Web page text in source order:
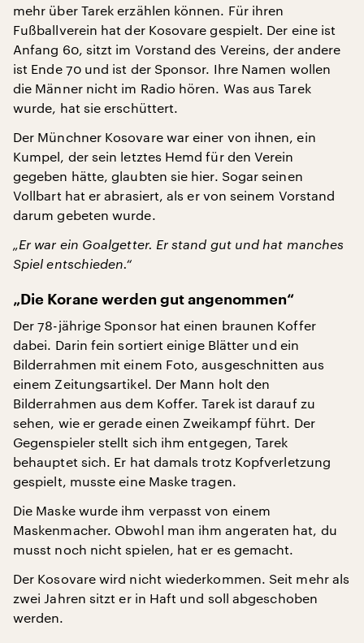
mehr über Tarek erzählen können. Für ihren
Fußballverein hat der Kosovare gespielt. Der eine ist
Anfang 60, sitzt im Vorstand des Vereins, der andere
ist Ende 70 und ist der Sponsor. Ihre Namen wollen
die Männer nicht im Radio hören. Was aus Tarek
wurde, hat sie erschüttert.
Der Münchner Kosovare war einer von ihnen, ein
Kumpel, der sein letztes Hemd für den Verein
gegeben hätte, glaubten sie hier. Sogar seinen
Vollbart hat er abrasiert, als er von seinem Vorstand
darum gebeten wurde.
„Er war ein Goalgetter. Er stand gut und hat manches
Spiel entschieden.“
„Die Korane werden gut angenommen“
Der 78-jährige Sponsor hat einen braunen Koffer
dabei. Darin fein sortiert einige Blätter und ein
Bilderrahmen mit einem Foto, ausgeschnitten aus
einem Zeitungsartikel. Der Mann holt den
Bilderrahmen aus dem Koffer. Tarek ist darauf zu
sehen, wie er gerade einen Zweikampf führt. Der
Gegenspieler stellt sich ihm entgegen, Tarek
behauptet sich. Er hat damals trotz Kopfverletzung
gespielt, musste eine Maske tragen.
Die Maske wurde ihm verpasst von einem
Maskenmacher. Obwohl man ihm angeraten hat, du
musst noch nicht spielen, hat er es gemacht.
Der Kosovare wird nicht wiederkommen. Seit mehr als
zwei Jahren sitzt er in Haft und soll abgeschoben
werden.